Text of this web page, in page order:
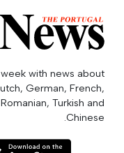
with news about
German, French,
Turkish and
Chinese.